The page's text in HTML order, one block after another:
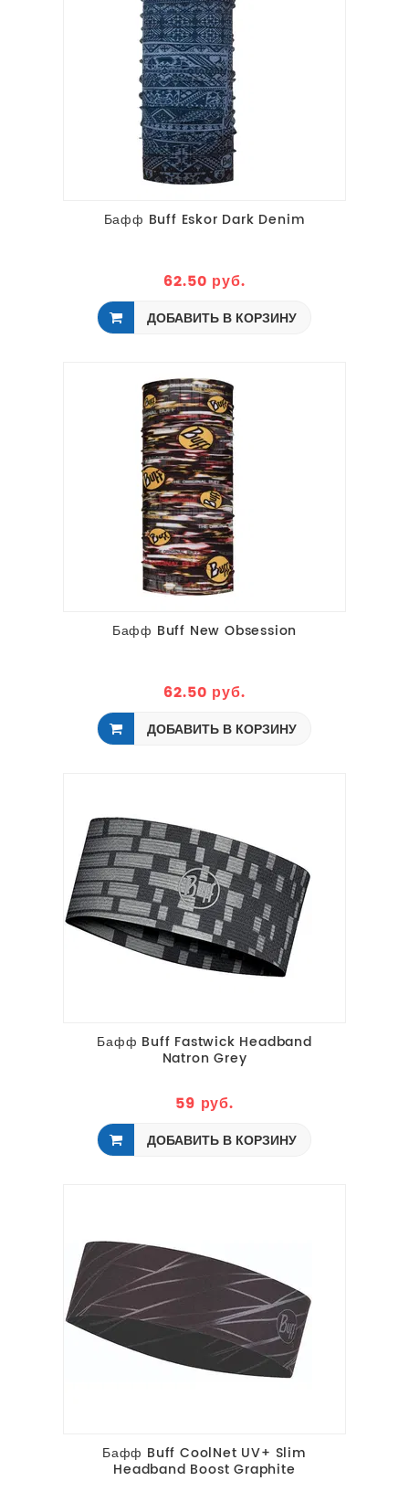
Бафф Buff Eskor Dark Denim
62.50 руб.
ДОБАВИТЬ В КОРЗИНУ
Бафф Buff New Obsession
62.50 руб.
ДОБАВИТЬ В КОРЗИНУ
Бафф Buff Fastwick Headband
Natron Grey
59 руб.
ДОБАВИТЬ В КОРЗИНУ
Бафф Buff CoolNet UV+ Slim
Headband Boost Graphite